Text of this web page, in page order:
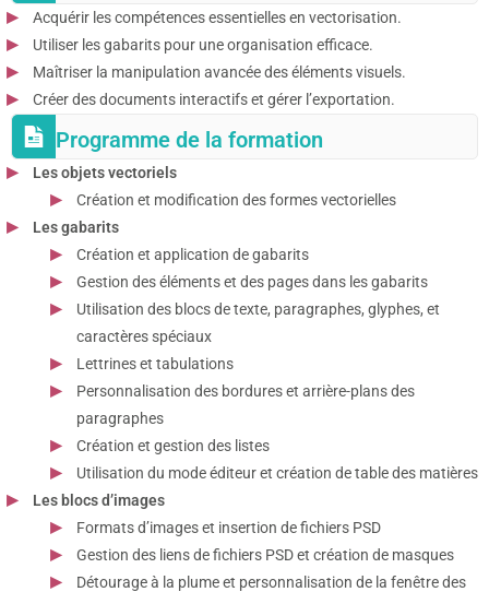
Acquérir les compétences essentielles en vectorisation.
Utiliser les gabarits pour une organisation efficace.
Maîtriser la manipulation avancée des éléments visuels.
Créer des documents interactifs et gérer l’exportation.
Programme de la formation
Les objets vectoriels
Création et modification des formes vectorielles
Les gabarits
Création et application de gabarits
Gestion des éléments et des pages dans les gabarits
Utilisation des blocs de texte, paragraphes, glyphes, et
caractères spéciaux
Lettrines et tabulations
Personnalisation des bordures et arrière-plans des
paragraphes
Création et gestion des listes
Utilisation du mode éditeur et création de table des matières
Les blocs d’images
Formats d’images et insertion de fichiers PSD
Gestion des liens de fichiers PSD et création de masques
Détourage à la plume et personnalisation de la fenêtre des